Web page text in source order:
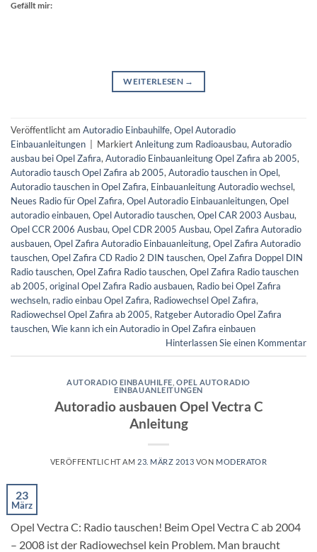
Gefällt mir:
WEITERLESEN →
Veröffentlicht am Autoradio Einbauhilfe,Opel Autoradio
Einbauanleitungen
MarkiertAnleitung zum Radioausbau,Autoradio
ausbau bei Opel Zafira,Autoradio Einbauanleitung Opel Zafira ab 2005,
Autoradio tausch Opel Zafira ab 2005,Autoradio tauschen in Opel,
Autoradio tauschen in Opel Zafira, Einbauanleitung Autoradio wechsel,
Neues Radio für Opel Zafira,Opel Autoradio Einbauanleitungen,Opel
autoradio einbauen,Opel Autoradio tauschen,Opel CAR 2003 Ausbau,
Opel CCR 2006 Ausbau,Opel CDR 2005 Ausbau,Opel Zafira Autoradio
ausbauen,Opel Zafira Autoradio Einbauanleitung,Opel Zafira Autoradio
tauschen,Opel Zafira CD Radio 2 DIN tauschen,Opel Zafira Doppel DIN
Radio tauschen,Opel Zafira Radio tauschen,Opel Zafira Radio tauschen
ab 2005,original Opel Zafira Radio ausbauen, Radio bei Opel Zafira
wechseln, radio einbau Opel Zafira, Radiowechsel Opel Zafira,
Radiowechsel Opel Zafira ab 2005, Ratgeber Autoradio Opel Zafira
tauschen,Wie kann ich ein Autoradio in Opel Zafira einbauen
Hinterlassen Sie einen Kommentar
AUTORADIO EINBAUHILFE ,OPEL AUTORADIO
EINBAUANLEITUNGEN
Autoradio ausbauen Opel Vectra C
Anleitung
VERÖFFENTLICHT AM 23. MÄRZ 2013 VON MODERATOR
23
März
Opel Vectra C: Radio tauschen! Beim Opel Vectra C ab 2004
– 2008 ist der Radiowechsel kein Problem. Man braucht